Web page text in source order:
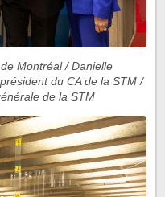
Montréal / Danielle
du CA de la STM /
de la STM